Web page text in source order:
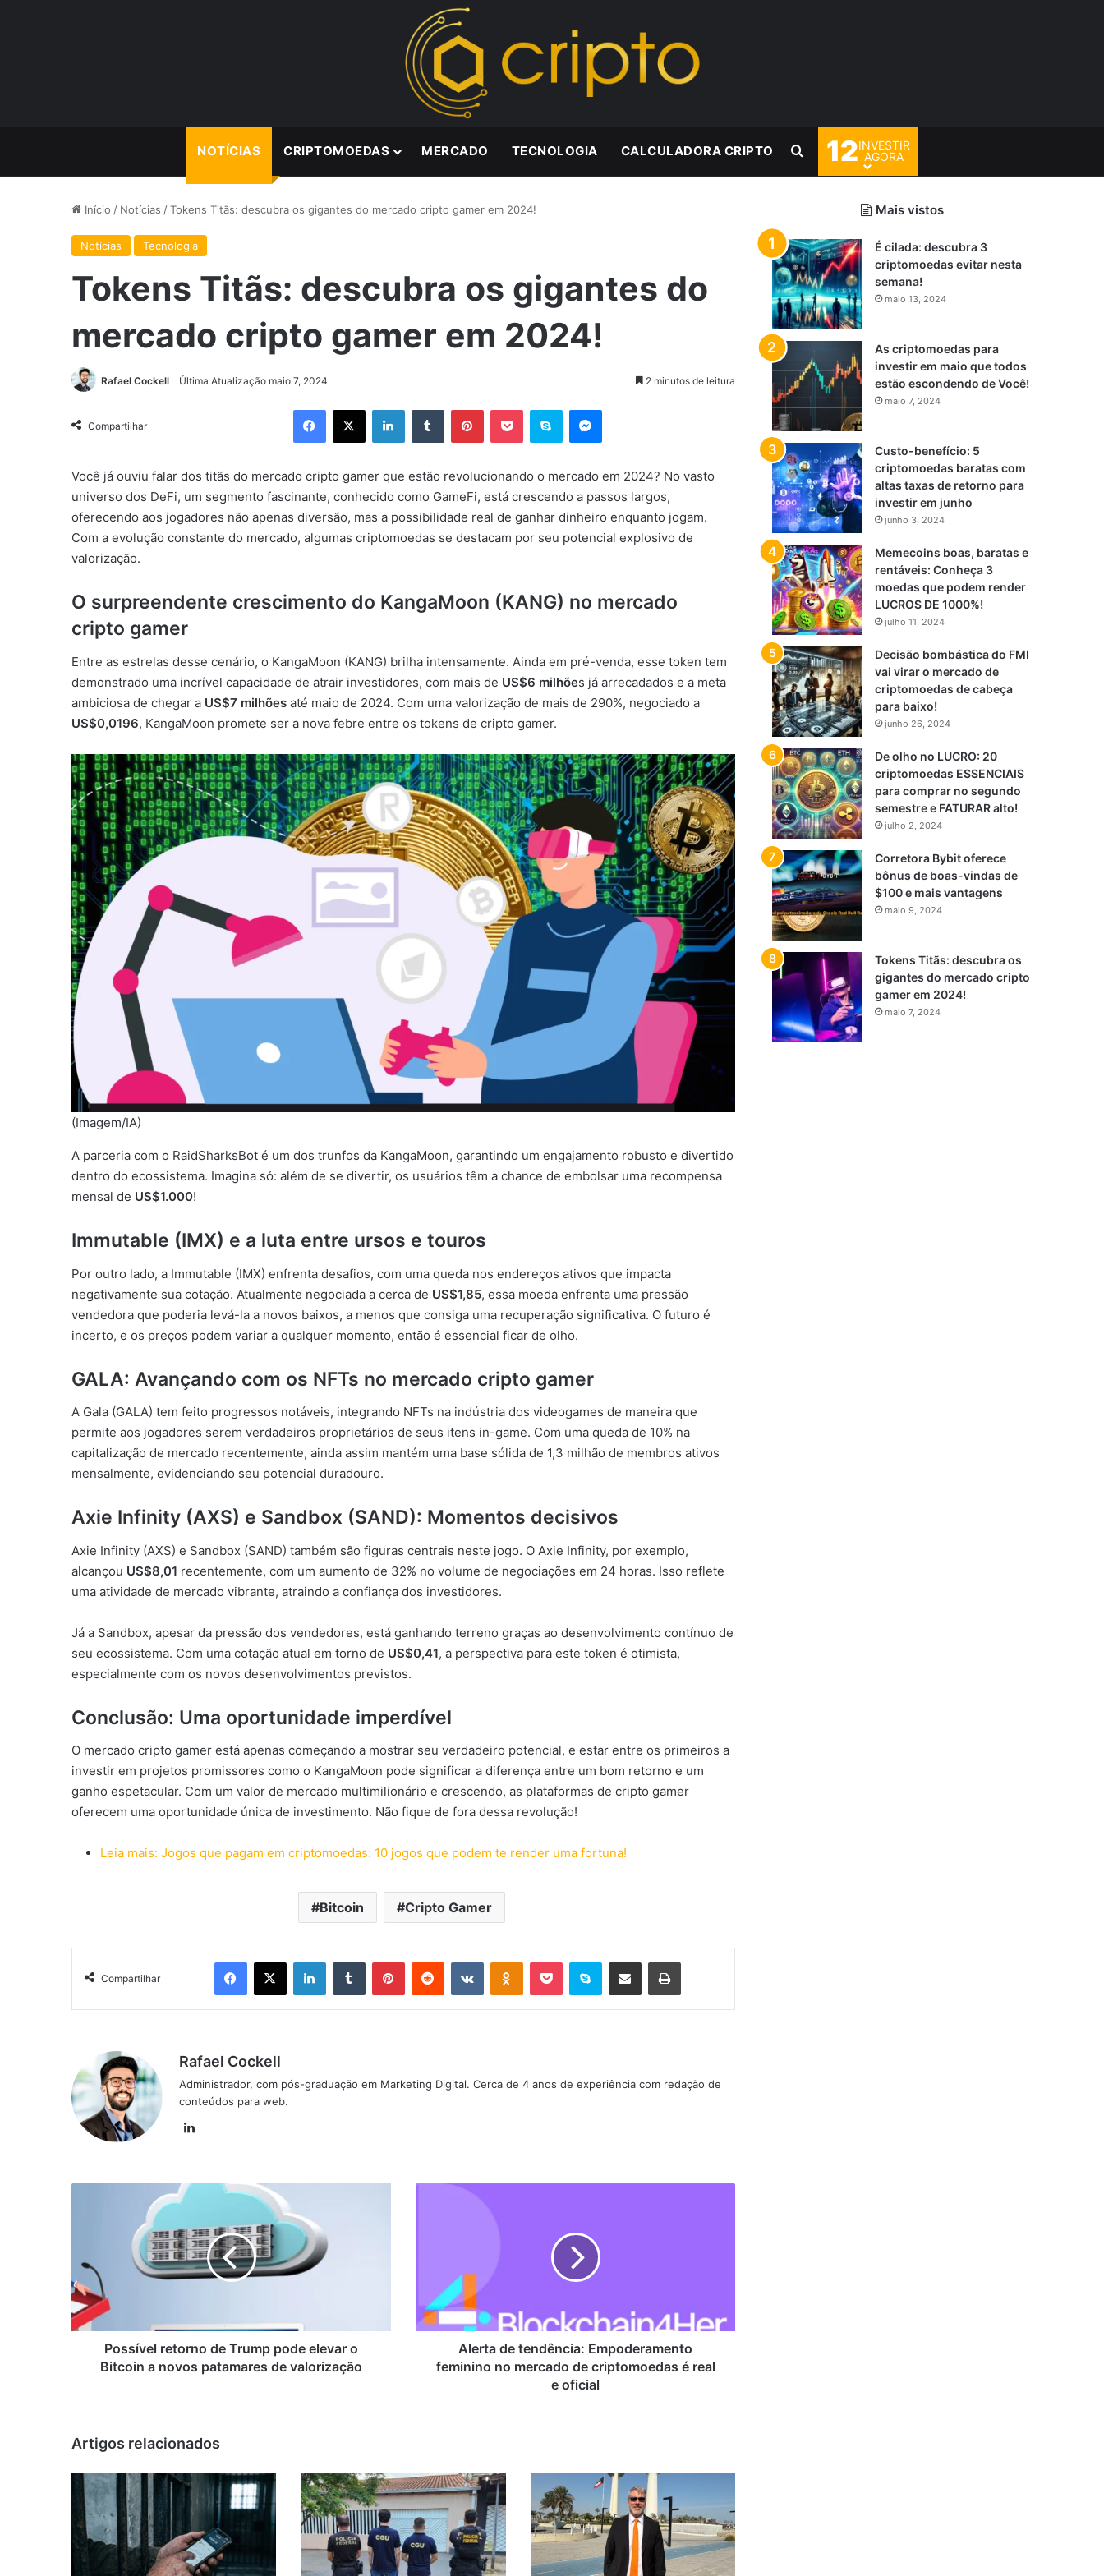
NOTÍCIAS CRIPTOMOEDAS MERCADO TECNOLOGIA CALCULADORA CRIPTO Procurar por
12INVESTIR
AGORA
Início / Notícias /Tokens Titãs: descubra os gigantes do mercado cripto gamer em 2024!
Notícias Tecnologia
Tokens Titãs: descubra os gigantes do
mercado cripto gamer em 2024!
Rafael Cockell Última Atualização maio 7, 2024 2 minutos de leitura
Compartilhar
Facebook
X LinkedinTumblr PinterestPocket Skype Messenger
Você já ouviu falar dos titãs do mercado cripto gamer que estão revolucionando o mercado em 2024? No vasto
universo dos DeFi, um segmento fascinante, conhecido como GameFi, está crescendo a passos largos,
oferecendo aos jogadores não apenas diversão, mas a possibilidade real de ganhar dinheiro enquanto jogam.
Com a evolução constante do mercado, algumas criptomoedas se destacam por seu potencial explosivo de
valorização.
O surpreendente crescimento do KangaMoon (KANG) no mercado
cripto gamer
Entre as estrelas desse cenário, o KangaMoon (KANG) brilha intensamente. Ainda em pré-venda, esse token tem
demonstrado uma incrível capacidade de atrair investidores, com mais de US$6 milhões já arrecadados e a meta
ambiciosa de chegar a US$7 milhões até maio de 2024. Com uma valorização de mais de 290%, negociado a
US$0,0196, KangaMoon promete ser a nova febre entre os tokens de cripto gamer.
(Imagem/IA)
A parceria com o RaidSharksBot é um dos trunfos da KangaMoon, garantindo um engajamento robusto e divertido
dentro do ecossistema. Imagina só: além de se divertir, os usuários têm a chance de embolsar uma recompensa
mensal de US$1.000!
Immutable (IMX) e a luta entre ursos e touros
Por outro lado, a Immutable (IMX) enfrenta desafios, com uma queda nos endereços ativos que impacta
negativamente sua cotação. Atualmente negociada a cerca de US$1,85, essa moeda enfrenta uma pressão
vendedora que poderia levá-la a novos baixos, a menos que consiga uma recuperação significativa. O futuro é
incerto, e os preços podem variar a qualquer momento, então é essencial ficar de olho.
GALA: Avançando com os NFTs no mercado cripto gamer
A Gala (GALA) tem feito progressos notáveis, integrando NFTs na indústria dos videogames de maneira que
permite aos jogadores serem verdadeiros proprietários de seus itens in-game. Com uma queda de 10% na
capitalização de mercado recentemente, ainda assim mantém uma base sólida de 1,3 milhão de membros ativos
mensalmente, evidenciando seu potencial duradouro.
Axie Infinity (AXS) e Sandbox (SAND): Momentos decisivos
Axie Infinity (AXS) e Sandbox (SAND) também são figuras centrais neste jogo. O Axie Infinity, por exemplo,
alcançou US$8,01 recentemente, com um aumento de 32% no volume de negociações em 24 horas. Isso reflete
uma atividade de mercado vibrante, atraindo a confiança dos investidores.
Já a Sandbox, apesar da pressão dos vendedores, está ganhando terreno graças ao desenvolvimento contínuo de
seu ecossistema. Com uma cotação atual em torno de US$0,41, a perspectiva para este token é otimista,
especialmente com os novos desenvolvimentos previstos.
Conclusão: Uma oportunidade imperdível
O mercado cripto gamer está apenas começando a mostrar seu verdadeiro potencial, e estar entre os primeiros a
investir em projetos promissores como o KangaMoon pode significar a diferença entre um bom retorno e um
ganho espetacular. Com um valor de mercado multimilionário e crescendo, as plataformas de cripto gamer
oferecem uma oportunidade única de investimento. Não fique de fora dessa revolução!
Leia mais: Jogos que pagam em criptomoedas: 10 jogos que podem te render uma fortuna!
Bitcoin Cripto Gamer
Compartilhar
Facebook
X LinkedinTumblr PinterestReddit VK OK Pocket Skype Compartilhar via e-mail Imprimir
Rafael Cockell
Administrador, com pós-graduação em Marketing Digital. Cerca de 4 anos de experiência com redação de
conteúdos para web.
pode
elevar
o
Bitcoin
a
patamares
Possível retorno de Trump pode elevar o
Bitcoin a novos patamares de valorização
Alerta
mercado
de
criptomoedas
Alerta de tendência: Empoderamento
feminino no mercado de criptomoedas é real
e oficial
Artigos relacionados
Mais vistos
É cilada: descubra 3
criptomoedas evitar nesta
semana!
maio 13, 2024
As criptomoedas para
investir em maio que todos
estão escondendo de Você!
maio 7, 2024
Custo-benefício: 5
criptomoedas baratas com
altas taxas de retorno para
investir em junho
junho 3, 2024
Memecoins boas, baratas e
rentáveis: Conheça 3
moedas que podem render
LUCROS DE 1000%!
julho 11, 2024
Decisão bombástica do FMI
vai virar o mercado de
criptomoedas de cabeça
para baixo!
junho 26, 2024
De olho no LUCRO: 20
criptomoedas ESSENCIAIS
para comprar no segundo
semestre e FATURAR alto!
julho 2, 2024
Corretora Bybit oferece
bônus de boas-vindas de
$100 e mais vantagens
maio 9, 2024
Tokens Titãs: descubra os
gigantes do mercado cripto
gamer em 2024!
maio 7, 2024